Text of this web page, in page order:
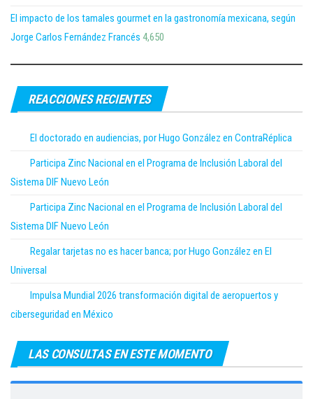
El impacto de los tamales gourmet en la gastronomía mexicana, según
Jorge Carlos Fernández Francés 4,650
REACCIONES RECIENTES
El doctorado en audiencias, por Hugo González en ContraRéplica
Participa Zinc Nacional en el Programa de Inclusión Laboral del
Sistema DIF Nuevo León
Participa Zinc Nacional en el Programa de Inclusión Laboral del
Sistema DIF Nuevo León
Regalar tarjetas no es hacer banca; por Hugo González en El
Universal
Impulsa Mundial 2026 transformación digital de aeropuertos y
ciberseguridad en México
LAS CONSULTAS EN ESTE MOMENTO